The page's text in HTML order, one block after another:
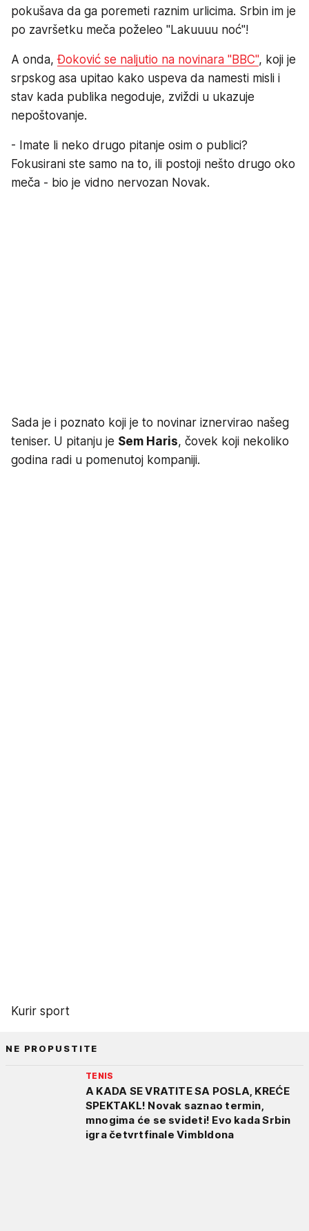
pokušava da ga poremeti raznim urlicima. Srbin im je
po završetku meča poželeo "Lakuuuu noć"!
A onda,Đoković se naljutio na novinara "BBC", koji je
srpskog asa upitao kako uspeva da namesti misli i
stav kada publika negoduje, zviždi u ukazuje
nepoštovanje.
- Imate li neko drugo pitanje osim o publici?
Fokusirani ste samo na to, ili postoji nešto drugo oko
meča - bio je vidno nervozan Novak.
Sada je i poznato koji je to novinar iznervirao našeg
teniser. U pitanju je Sem Haris, čovek koji nekoliko
godina radi u pomenutoj kompaniji.
Kurir sport
NE PROPUSTITE
TENIS
A KADA SE VRATITE SA POSLA, KREĆE
SPEKTAKL! Novak saznao termin,
mnogima će se svideti! Evo kada Srbin
igra četvrtfinale Vimbldona